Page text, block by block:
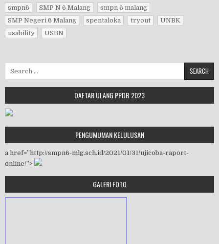
smpn6 SMP N 6 Malang
smpn 6 malang
SMP Negeri 6 Malang
spentaloka tryout
UNBK
usability
USBN
Search for:
DAFTAR ULANG PPDB 2023
PENGUMUMAN KELULUSAN
a href=”http://smpn6-mlg.sch.id/2021/01/31/ujicoba-raport-
online/”>
GALERI FOTO